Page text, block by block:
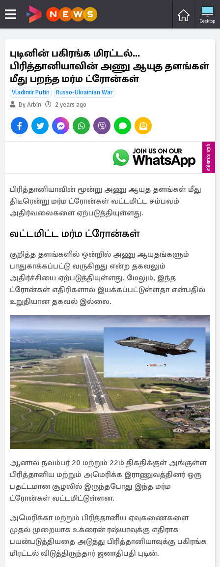
Desktop
புடினின் பகிரங்க மிரட்டல்...
பிரித்தானியாவின் அணு ஆயுத தளங்கள்
மீது பறந்த மர்ம ட்ரோன்கள்
Vladimir Putin
Russo-Ukrainian War
By Arbin
2 years ago
விளம்பரம்
பிரித்தானியாவின் மூன்று அணு ஆயுத தளங்கள் மீது
திடீரென்று மர்ம ட்ரோன்கள் வட்டமிட்ட சம்பவம்
அதிர்வலைகளை ஏற்படுத்தியுள்ளது.
வட்டமிட்ட மர்ம ட்ரோன்கள்
குறித்த தளங்களில் ஒன்றில் அணு ஆயுதங்களும்
பாதுகாக்கப்பட்டு வருகிறது என்ற தகவலும்
அதிர்ச்சியை ஏற்படுத்தியுள்ளது. மேலும், இந்த
ட்ரோன்கள் எதிரிகளால் இயக்கப்பட்டுள்ளதா என்பதில்
உறுதியான தகவல் இல்லை.
ஆனால் நவம்பர் 20 மற்றும் 22ம் திகதிக்குள் அங்குள்ள
பிரித்தானிய மற்றும் அமெரிக்க இராணுவத்தினர் ஒரு
பதட்டமான சூழலில் இருந்தபோது இந்த மர்ம
ட்ரோன்கள் வட்டமிட்டுள்ளன.
அமெரிக்கா மற்றும் பிரித்தானிய ஏவுகணைகளை
முதல் முறையாக உக்ரைன் ரஷ்யாவுக்கு எதிராக
பயன்படுத்தியதை அடுத்து பிரித்தானியாவுக்கு பகிரங்க
மிரட்டல் விடுத்திருந்தார் ஜனாதிபதி புடின்.